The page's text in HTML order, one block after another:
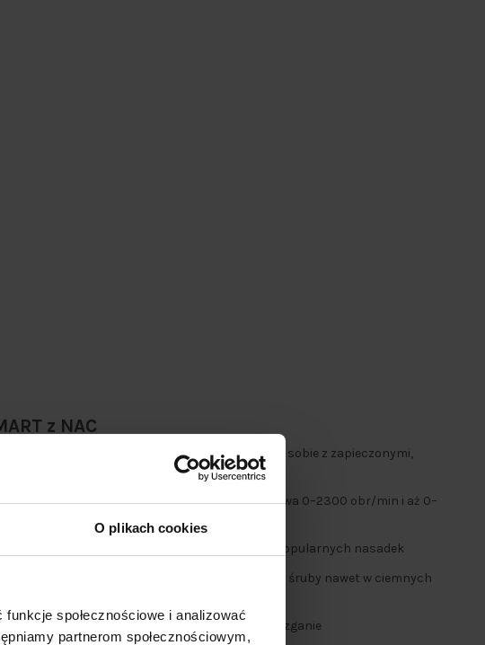
O plikach cookies
społecznościowe i analizować
partnerom społecznościowym,
z NAC
bez problemu poradzi sobie z zapieczonymi,
pod konkretne zadanie:prędkość obrotowa 0–2300 obr/min i aż 0–
czas pracy
uniwersalne mocowanie do popularnych nasadek
rozjaśnia strefę roboczą, pomaga trafić w łeb śruby nawet w ciemnych
leży pewnie w dłoni, redukuje zmęczenie i ślizganie